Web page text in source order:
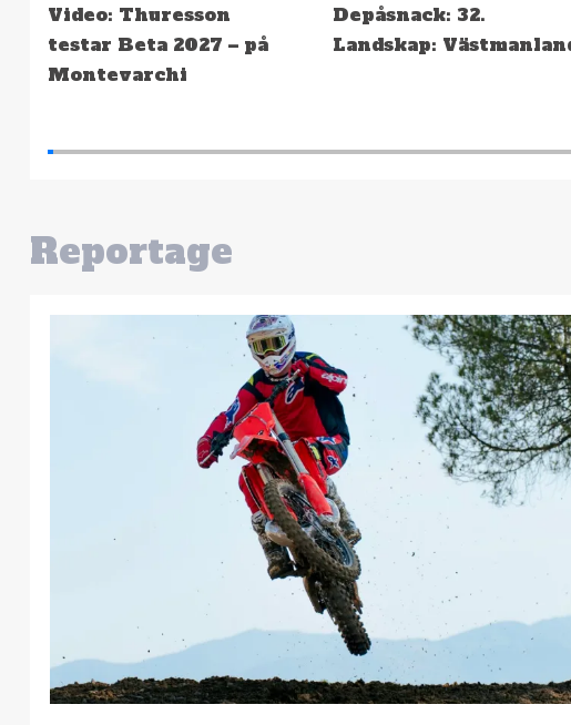
Depåsnack: 32.
Landskap: Västmanland
SCCS: Resultat från
Hällefors – Högberg
Reportage